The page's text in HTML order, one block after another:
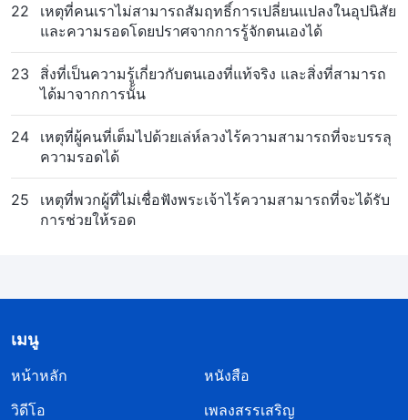
22
เหตุที่คนเราไม่สามารถสัมฤทธิ์การเปลี่ยนแปลงในอุปนิสัย
และความรอดโดยปราศจากการรู้จักตนเองได้
23
สิ่งที่เป็นความรู้เกี่ยวกับตนเองที่แท้จริง และสิ่งที่สามารถ
ได้มาจากการนั้น
24
เหตุที่ผู้คนที่เต็มไปด้วยเล่ห์ลวงไร้ความสามารถที่จะบรรลุ
ความรอดได้
25
เหตุที่พวกผู้ที่ไม่เชื่อฟังพระเจ้าไร้ความสามารถที่จะได้รับ
การช่วยให้รอด
เมนู
หน้าหลัก
หนังสือ
วิดีโอ
เพลงสรรเสริญ